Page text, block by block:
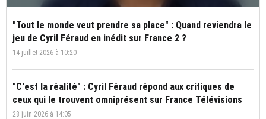
"Tout le monde veut prendre sa place" : Quand reviendra le
jeu de Cyril Féraud en inédit sur France 2 ?
14 juillet 2026 à 10:20
"C'est la réalité" : Cyril Féraud répond aux critiques de
ceux qui le trouvent omniprésent sur France Télévisions
28 juin 2026 à 14:05